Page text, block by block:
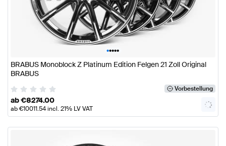
•••••
BRABUS Monoblock Z Platinum Edition Felgen 21 Zoll Original
BRABUS
Vorbestellung
ab€8274.00
ab€10011.54incl. 21% LV VAT